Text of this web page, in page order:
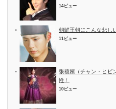
14ビュー
朝鮮王朝にこんな悲し
11ビュー
張禧嬪（チャン・ヒビ
性！
10ビュー